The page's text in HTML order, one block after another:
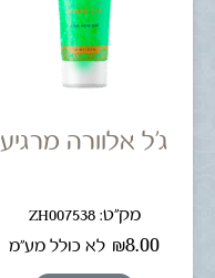
ג'ל אלוורה מרגיע
מק"ט: ZH007538
₪8.00 לא כולל מע"מ